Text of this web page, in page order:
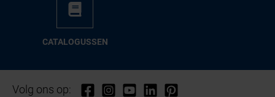
CA­TA­LO­GUS­SEN
Volg ons op: